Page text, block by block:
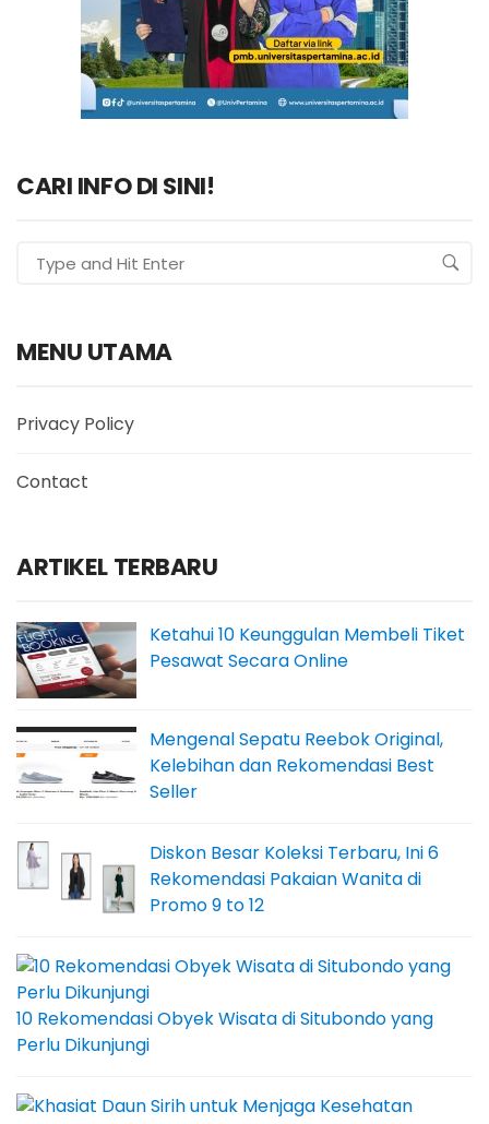
CARI INFO DI SINI!
MENU UTAMA
Privacy Policy
Contact
ARTIKEL TERBARU
Ketahui 10 Keunggulan Membeli Tiket
Pesawat Secara Online
Mengenal Sepatu Reebok Original,
Kelebihan dan Rekomendasi Best
Seller
Diskon Besar Koleksi Terbaru, Ini 6
Rekomendasi Pakaian Wanita di
Promo 9 to 12
10 Rekomendasi Obyek Wisata di Situbondo yang
Perlu Dikunjungi